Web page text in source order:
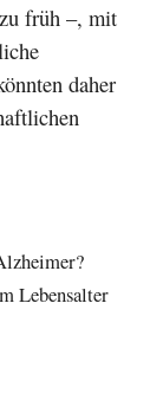
früh –, mit
daher
Lebensalter